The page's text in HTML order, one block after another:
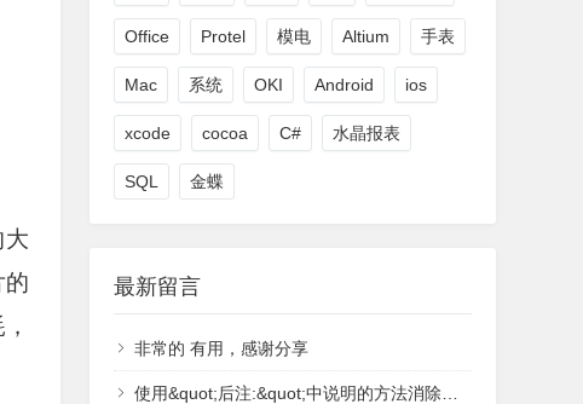
的
Office Protel 模电 Altium 手表
Mac 系统 OKI Android ios
xcode cocoa C# 水晶报表
SQL 金蝶
最新留言
非常的 有用，感谢分享
使用&quot;后注:&quot;中说明的方法消除了高4位产生的1.